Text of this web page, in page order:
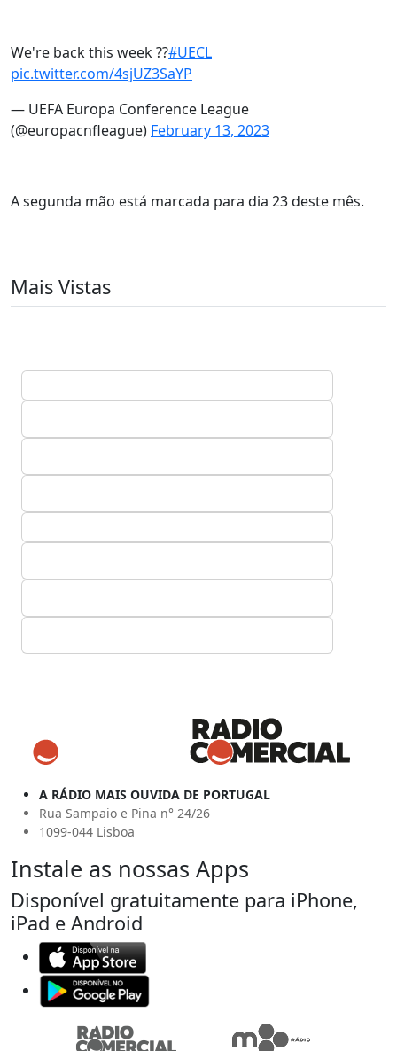
We're back this week ??#UECL
pic.twitter.com/4sjUZ3SaYP
— UEFA Europa Conference League
(@europacnfleague) February 13, 2023
A segunda mão está marcada para dia 23 deste mês.
Mais Vistas
A RÁDIO MAIS OUVIDA DE PORTUGAL
Rua Sampaio e Pina n° 24/26
1099-044 Lisboa
Instale as nossas Apps
Disponível gratuitamente para iPhone,
iPad e Android